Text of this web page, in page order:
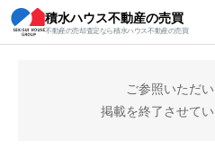
積水ハウス不動産の売買
不動産の売却査定なら積水ハウス不動産の売買
積水ハウス不動産の売買 関西エリアトッ
ご参照いただい
掲載を終了させてい